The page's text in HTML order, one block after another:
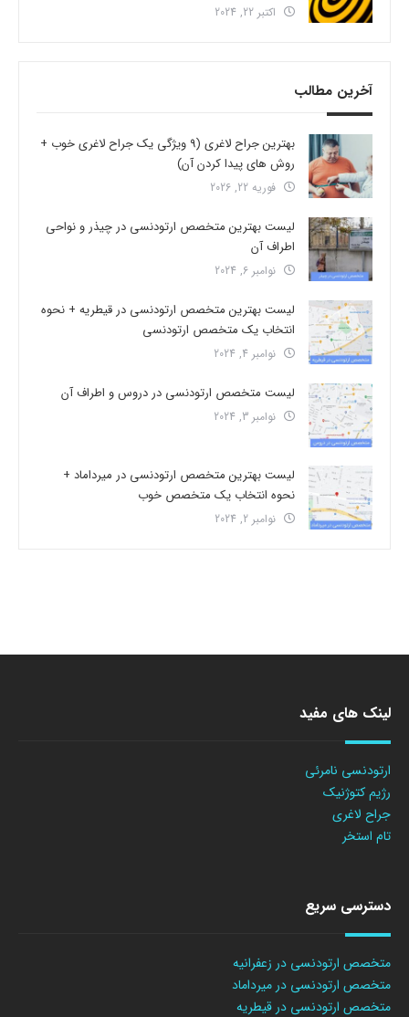
اکتبر 22, 2024
آخرین مطالب
بهترین جراح لاغری (9 ویژگی یک جراح لاغری خوب +
روش های پیدا کردن آن)
فوریه 22, 2026
لیست بهترین متخصص ارتودنسی در چیذر و نواحی
اطراف آن
نوامبر 6, 2024
لیست بهترین متخصص ارتودنسی در قیطریه + نحوه
انتخاب یک متخصص ارتودنسی
نوامبر 4, 2024
لیست متخصص ارتودنسی در دروس و اطراف آن
نوامبر 3, 2024
لیست بهترین متخصص ارتودنسی در میرداماد +
نحوه انتخاب یک متخصص خوب
نوامبر 2, 2024
لینک های مفید
ارتودنسی نامرئی
رژیم کتوژنیک
جراح لاغری
تام استخر
دسترسی سریع
متخصص ارتودنسی در زعفرانیه
متخصص ارتودنسی در میرداماد
متخصص ارتودنسی در قیطریه